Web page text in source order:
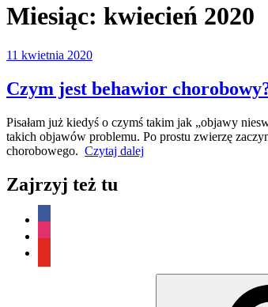
Miesiąc: kwiecień 2020
Opublikowane
11 kwietnia 2020
Czym jest behawior
Pisałam już kiedyś o czymś takim jak „objawy
takich objawów problemu. Po prostu zwierzę
chorobowego. Czytaj dalej
Zajrzyj też tu